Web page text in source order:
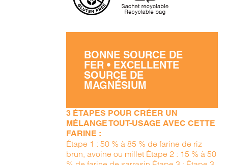
BONNE SOURCE DE
FER • EXCELLENTE
SOURCE DE
MAGNÉSIUM
3 ÉTAPES POUR CRÉER UN
MÉLANGE TOUT-USAGE AVEC CETTE
FARINE :
Étape 1 : 50 % à 85 % de farine de riz
brun, avoine ou millet Étape 2 : 15 % à 50